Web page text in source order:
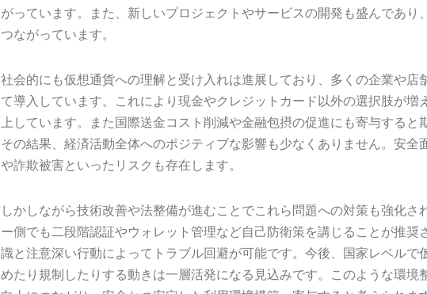
がっています。また、新しいプロジェクトやサービスの開発も盛んであり
つながっています。
社会的にも仮想通貨への理解と受け入れは進展しており、多くの企業や店
て導入しています。これにより現金やクレジットカード以外の選択肢が増
上しています。また国際送金コスト削減や金融包摂の促進にも寄与すると
その結果、経済活動全体へのポジティブな影響も少なくありません。安全
や詐欺被害といったリスクも存在します。
しかしながら技術改善や法整備が進むことでこれら問題への対策も強化さ
ー側でも二段階認証やウォレット管理など自己防衛策を講じることが推奨
識と注意深い行動によってトラブル回避が可能です。今後、国家レベルで
めたり規制したりする動きは一層活発になる見込みです。このような環境